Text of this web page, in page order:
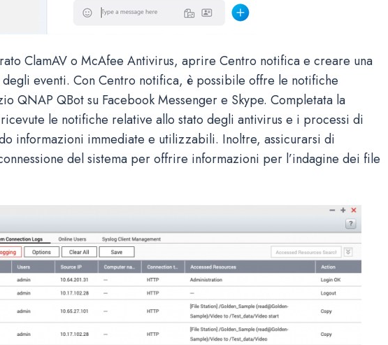
ClamAV o McAfee Antivirus, aprire Centro notifica e creare una
eventi. Con Centro notifica, è possibile offre le notifiche
QNAP QBot su Facebook Messenger e Skype. Completata la
le notifiche relative allo stato degli antivirus e i processi di
informazioni immediate e utilizzabili. Inoltre, assicurarsi di
del sistema per offrire informazioni per l’indagine dei file